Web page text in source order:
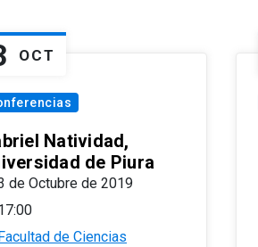
OCT
Natividad,
de Piura
de Octubre de 2019
Facultad de Ciencias